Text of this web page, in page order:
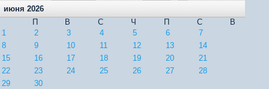
июня 2026
П
В С Ч П С
В
1
2 3 4 5 6
7
8
9 10 11 12 13
14
15
16 17 18 19 20
21
22
23 24 25 26 27
28
29
30